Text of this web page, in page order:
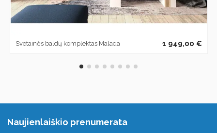
Svetainės baldų komplektas Malada 1 949,00 €
Naujienlaiškio prenumerata